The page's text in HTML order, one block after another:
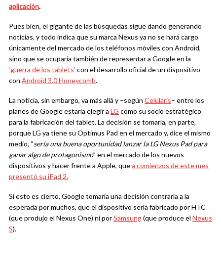
aplicación.
Pues bien, el gigante de las búsquedas sigue dando generando
noticias, y todo indica que su marca Nexus ya no se hará cargo
únicamente del mercado de los teléfonos móviles con Android,
sino que se ocuparía también de representar a Google en la
‘guerra de los tablets’ con el desarrollo oficial de un dispositivo
con Android 3.0 Honeycomb.
La noticia, sin embargo, va más allá y –según Celularis– entre los
planes de Google estaría elegir a LG como su socio estratégico
para la fabricación del tablet. La decisión se tomaría, en parte,
porque LG ya tiene su Optimus Pad en el mercado y, dice el mismo
medio, “sería una buena oportunidad lanzar la LG Nexus Pad para
ganar algo de protagonismo” en el mercado de los nuevos
dispositivos y hacer frente a Apple, quea comienzos de este mes
presentó su iPad 2.
Si esto es cierto, Google tomaría una decisión contraria a la
esperada por muchos, que el dispositivo sería fabricado por HTC
(que produjo el Nexus One) ni porSamsung(que produce el Nexus
S).